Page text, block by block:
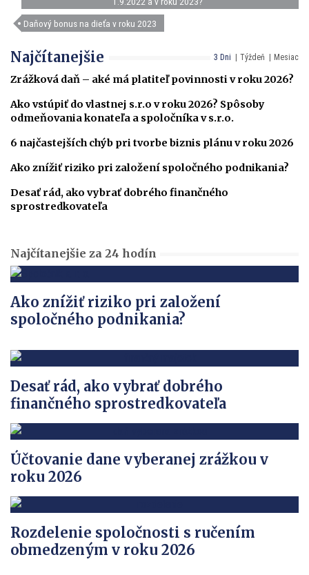
Daňový bonus na dieťa v roku 2023
3 Dni Týždeň Mesiac
Najčítanejšie
Zrážková daň – aké má platiteľ povinnosti v roku 2026?
Ako vstúpiť do vlastnej s.r.o v roku 2026? Spôsoby
odmeňovania konateľa a spoločníka v s.r.o.
6 najčastejších chýb pri tvorbe biznis plánu v roku 2026
Ako znížiť riziko pri založení spoločného podnikania?
Desať rád, ako vybrať dobrého finančného
sprostredkovateľa
Najčítanejšie za 24 hodín
Ako znížiť riziko pri založení
spoločného podnikania?
Desať rád, ako vybrať dobrého
finančného sprostredkovateľa
Účtovanie dane vyberanej zrážkou v
roku 2026
Rozdelenie spoločnosti s ručením
obmedzeným v roku 2026